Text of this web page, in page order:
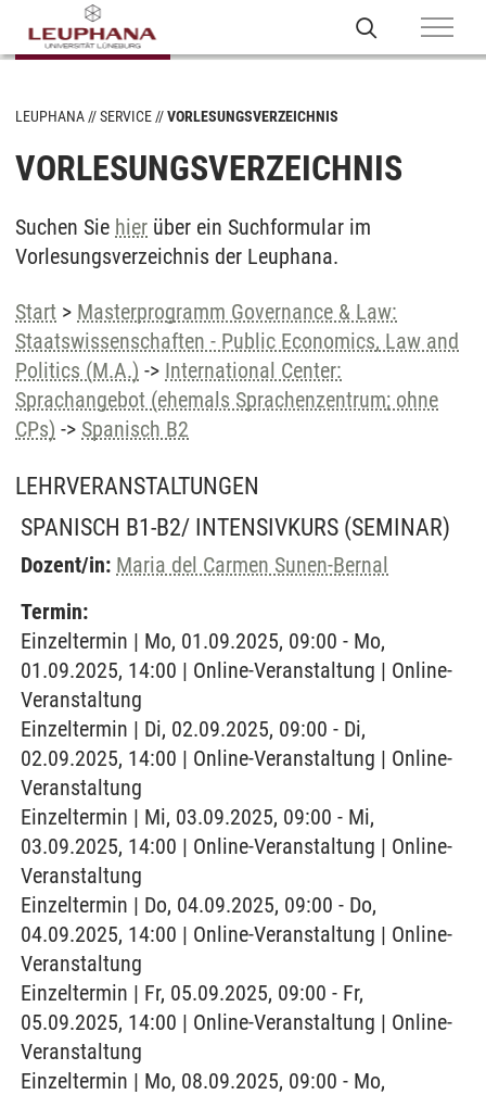
LEUPHANA SERVICE VORLESUNGSVERZEICHNIS
VORLESUNGSVERZEICHNIS
Suchen Sie hier über ein Suchformular im
Vorlesungsverzeichnis der Leuphana.
Start > Masterprogramm Governance & Law:
Staatswissenschaften - Public Economics, Law and
Politics (M.A.) -> International Center:
Sprachangebot (ehemals Sprachenzentrum; ohne
CPs) -> Spanisch B2
LEHRVERANSTALTUNGEN
SPANISCH B1-B2/ INTENSIVKURS (SEMINAR)
Dozent/in: Maria del Carmen Sunen-Bernal
Termin:
Einzeltermin | Mo, 01.09.2025, 09:00 - Mo,
01.09.2025, 14:00 | Online-Veranstaltung | Online-
Veranstaltung
Einzeltermin | Di, 02.09.2025, 09:00 - Di,
02.09.2025, 14:00 | Online-Veranstaltung | Online-
Veranstaltung
Einzeltermin | Mi, 03.09.2025, 09:00 - Mi,
03.09.2025, 14:00 | Online-Veranstaltung | Online-
Veranstaltung
Einzeltermin | Do, 04.09.2025, 09:00 - Do,
04.09.2025, 14:00 | Online-Veranstaltung | Online-
Veranstaltung
Einzeltermin | Fr, 05.09.2025, 09:00 - Fr,
05.09.2025, 14:00 | Online-Veranstaltung | Online-
Veranstaltung
Einzeltermin | Mo, 08.09.2025, 09:00 - Mo,